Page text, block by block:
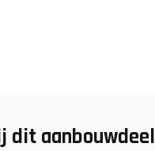
dit aanbouwdeel